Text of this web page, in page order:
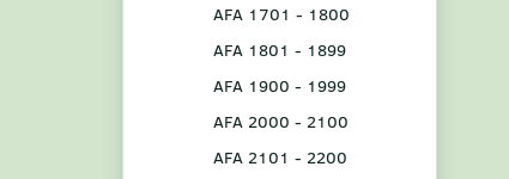
AFA 1701 - 1800
AFA 1801 - 1899
AFA 1900 - 1999
AFA 2000 - 2100
AFA 2101 - 2200